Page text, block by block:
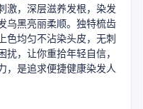
激，深层滋养发根，染发
乌黑亮丽柔顺。独特梳齿
色均匀不沾染头皮，无刺
扰，让你重拾年轻自信，
，是追求便捷健康染发人